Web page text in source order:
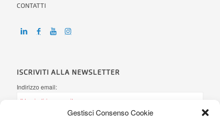
Gestisci Consenso Cookie
ISCRIVITI ALLA NEWSLETTER